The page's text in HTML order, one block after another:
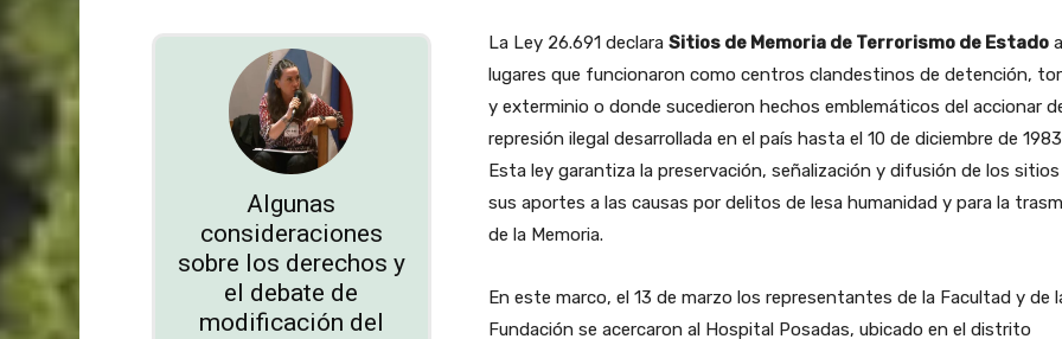
Algunas
consideraciones
sobre los derechos y
el debate de
modificación del
La Ley 26.691 declara Sitios de Memoria de Terrorismo de Estado
lugares que funcionaron como centros clandestinos de detención,
y exterminio o donde sucedieron hechos emblemáticos del accionar
represión ilegal desarrollada en el país hasta el 10 de diciembre de
Esta ley garantiza la preservación, señalización y difusión de los
sus aportes a las causas por delitos de lesa humanidad y para la
de la Memoria.
En este marco, el 13 de marzo los representantes de la Facultad y de
Fundación se acercaron al Hospital Posadas, ubicado en el distrito